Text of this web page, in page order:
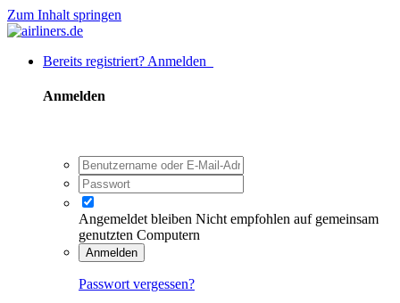
Zum Inhalt springen
Bereits registriert? Anmelden
Anmelden
Angemeldet bleiben Nicht empfohlen auf gemeinsam
genutzten Computern
Anmelden
Passwort vergessen?